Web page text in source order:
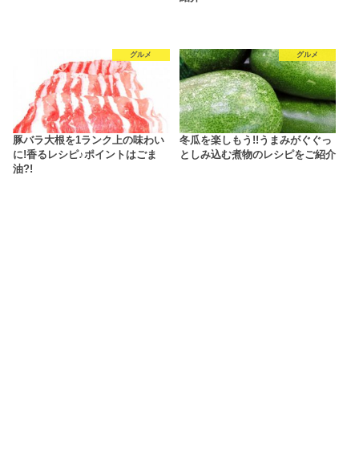
グルメ
豚バラ大根を1ランク上の味わい
に!香るレシピ♪ポイントはごま
油?!
グルメ
冬瓜を楽しもう!!うまみがぐぐっ
としみ込む煮物のレシピをご紹介